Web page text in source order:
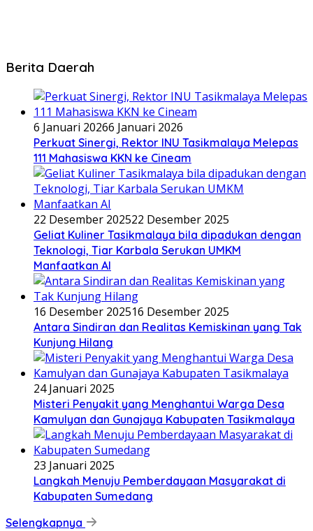
Berita Daerah
6 Januari 20266 Januari 2026
Perkuat Sinergi, Rektor INU Tasikmalaya Melepas
111 Mahasiswa KKN ke Cineam
22 Desember 202522 Desember 2025
Geliat Kuliner Tasikmalaya bila dipadukan dengan
Teknologi, Tiar Karbala Serukan UMKM
Manfaatkan AI
16 Desember 202516 Desember 2025
Antara Sindiran dan Realitas Kemiskinan yang Tak
Kunjung Hilang
24 Januari 2025
Misteri Penyakit yang Menghantui Warga Desa
Kamulyan dan Gunajaya Kabupaten Tasikmalaya
23 Januari 2025
Langkah Menuju Pemberdayaan Masyarakat di
Kabupaten Sumedang
Selengkapnya